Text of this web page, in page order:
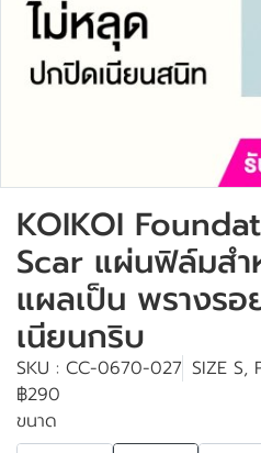
KOIKOI
Scar แผ่นฟิล์มส
แผลเป็น พรางรอ
เนียนกริบ
SKU : CC-0670-027 SIZE S,
฿290
ขนาด